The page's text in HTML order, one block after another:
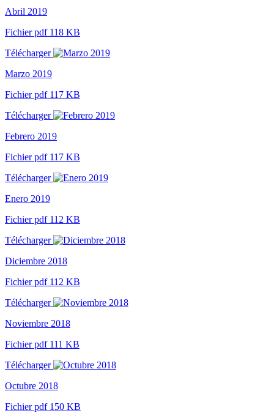
Abril 2019
Fichier pdf 118 KB
Télécharger
Marzo 2019
Fichier pdf 117 KB
Télécharger
Febrero 2019
Fichier pdf 117 KB
Télécharger
Enero 2019
Fichier pdf 112 KB
Télécharger
Diciembre 2018
Fichier pdf 112 KB
Télécharger
Noviembre 2018
Fichier pdf 111 KB
Télécharger
Octubre 2018
Fichier pdf 150 KB